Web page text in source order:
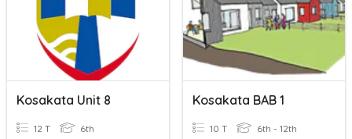
Kosakata Unit 8
12 T 6th
Kosakata BAB 1
10 T 6th - 12th